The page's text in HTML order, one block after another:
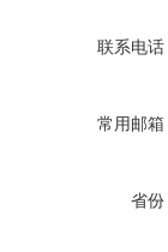
联系电话
常用邮箱
省份